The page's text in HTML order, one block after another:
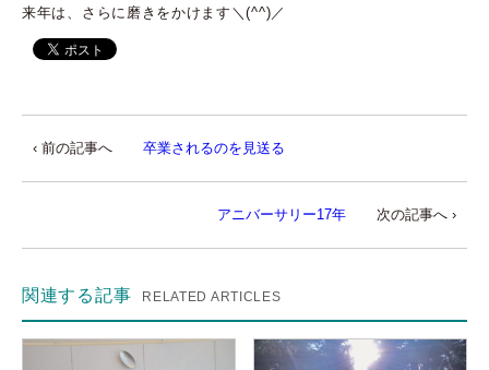
来年は、さらに磨きをかけます＼(^^)／
‹ 前の記事へ 卒業されるのを見送る
アニバーサリー17年 次の記事へ ›
関連する記事 RELATED ARTICLES